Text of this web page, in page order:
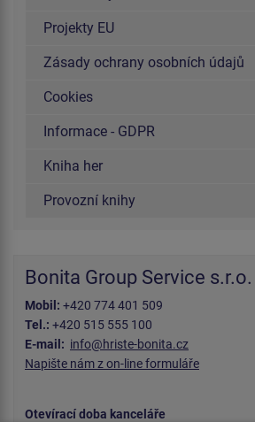
Projekty EU
Zásady ochrany osobních údajů
Cookies
Informace - GDPR
Kniha her
Provozní knihy
Bonita Group Service s.r.o.
Mobil: +420 774 401 509
Tel.: +420 515 555 100
E-mail: info@hriste-bonita.cz
Napište nám z on-line formuláře
Otevírací doba kanceláře